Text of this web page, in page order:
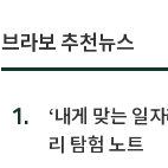
브라보 추천뉴스
1.
‘내게 맞는 일
리 탐험 노트